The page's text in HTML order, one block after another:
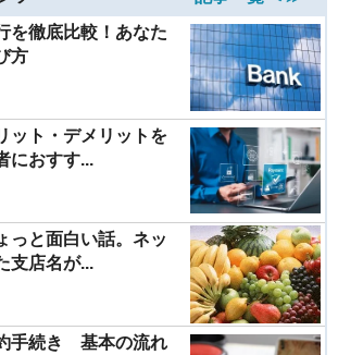
を徹底比較！あなた
方
ット・デメリットを
におすす...
っと面白い話。ネッ
支店名が...
手続き 基本の流れ